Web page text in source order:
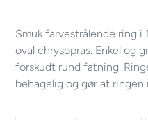
Smuk farvestrålende ring i
oval chrysopras. Enkel og
forskudt rund fatning.
behagelig og gør at ringen